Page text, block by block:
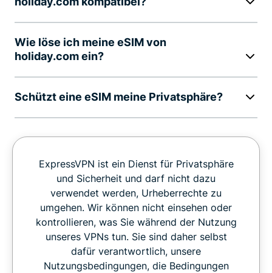
Wie löse ich meine eSIM von
holiday.com ein?
Schützt eine eSIM meine Privatsphäre?
ExpressVPN ist ein Dienst für Privatsphäre
und Sicherheit und darf nicht dazu
verwendet werden, Urheberrechte zu
umgehen. Wir können nicht einsehen oder
kontrollieren, was Sie während der Nutzung
unseres VPNs tun. Sie sind daher selbst
dafür verantwortlich, unsere
Nutzungsbedingungen, die Bedingungen